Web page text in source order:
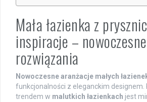
Mała łazienka z
inspiracje – nowoczesne
rozwiązania
Nowoczesne aranżacje małych
funkcjonalności z eleganckim designem.
trendem w malutkich łazienkach jest